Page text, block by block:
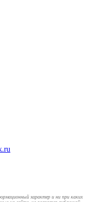
характер и ни при каких